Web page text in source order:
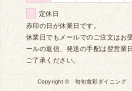
定休日
赤印の日が休業日です。
休業日でもメールでのご注文はお
ールの返信、発送の手配は翌営業
ご了承ください。
Copyright © 旬旬食彩ダイニング